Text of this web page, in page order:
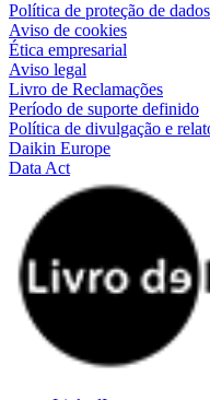
Política de proteção de dados
Aviso de cookies
Ética empresarial
Aviso legal
Livro de Reclamações
Período de suporte definido
Política de divulgação e
Daikin Europe
Data Act